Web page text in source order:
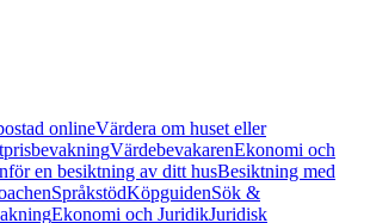
onlineVärdera om huset eller
VärdebevakarenEkonomi och
en besiktning av ditt husBesiktning med
SpråkstödKöpguidenSök &
Ekonomi och JuridikJuridisk